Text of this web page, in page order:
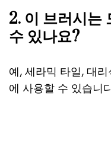
2. 이 브러시는
수 있나요?
예, 세라믹 타일, 대
에 사용할 수 있습니